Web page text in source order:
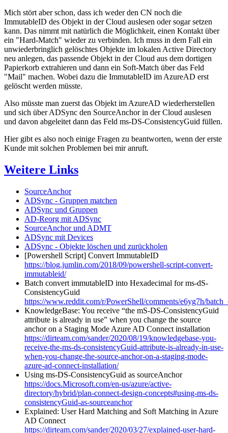
Mich stört aber schon, dass ich weder den CN noch die
ImmutableID des Objekt in der Cloud auslesen oder sogar setzen
kann. Das nimmt mit natürlich die Möglichkeit, einen Kontakt über
ein "Hard-Match" wieder zu verbinden. Ich muss in dem Fall ein
unwiederbringlich gelöschtes Objekte im lokalen Active Directory
neu anlegen, das passende Objekt in der Cloud aus dem dortigen
Papierkorb extrahieren und dann ein Soft-Match über das Feld
"Mail" machen. Wobei dazu die ImmutableID im AzureAD erst
gelöscht werden müsste.
Also müsste man zuerst das Objekt im AzureAD wiederherstellen
und sich über ADSync den SourceAnchor in der Cloud auslesen
und davon abgeleitet dann das Feld ms-DS-ConsistencyGuid füllen.
Hier gibt es also noch einige Fragen zu beantworten, wenn der erste
Kunde mit solchen Problemen bei mir anruft.
Weitere Links
SourceAnchor
ADSync - Gruppen matchen
ADSync und Gruppen
AD-Reorg mit ADSync
SourceAnchor und ADMT
ADSync mit Devices
ADSync - Objekte löschen und zurückholen
[Powershell Script] Convert ImmutableID
https://blog.jumlin.com/2018/09/powershell-script-convert-
immutableid/
Batch convert immutableID into Hexadecimal for ms-dS-
ConsistencyGuid
https://www.reddit.com/r/PowerShell/comments/e6yg7h/
KnowledgeBase: You receive “the mS-DS-ConsistencyGuid
attribute is already in use” when you change the source
anchor on a Staging Mode Azure AD Connect installation
https://dirteam.com/sander/2020/08/19/knowledgebase-you-
receive-the-ms-ds-consistencyGuid-attribute-is-already-in-use-
when-you-change-the-source-anchor-on-a-staging-mode-
azure-ad-connect-installation/
Using ms-DS-ConsistencyGuid as sourceAnchor
https://docs.Microsoft.com/en-us/azure/active-
directory/hybrid/plan-connect-design-concepts#using-ms-ds-
consistencyGuid-as-sourceanchor
Explained: User Hard Matching and Soft Matching in Azure
AD Connect
https://dirteam.com/sander/2020/03/27/explained-user-hard-